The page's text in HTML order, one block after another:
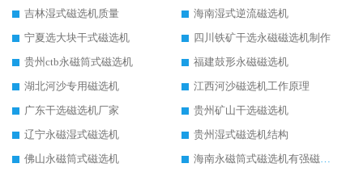
吉林湿式磁选机质量
海南湿式逆流磁选机
宁夏选大块干式磁选机
四川铁矿干选永磁磁选机制作
贵州ctb永磁筒式磁选机
福建鼓形永磁磁选机
湖北河沙专用磁选机
江西河沙磁选机工作原理
广东干选磁选机厂家
贵州矿山干选磁选机
辽宁永磁湿式磁选机
贵州湿式磁选机结构
佛山永磁筒式磁选机
海南永磁筒式磁选机有强磁的吗